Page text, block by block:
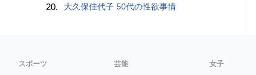
20. 大久保佳代子 50代の性欲事情
スポーツ 芸能 女子